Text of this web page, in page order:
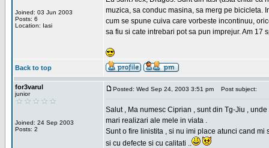
Joined: 03 Jun 2003
Posts: 6
Location: Iasi
muzica, sa conduc masina, sa merg pe bicicleta.
cum se spune cuiva care vorbeste incontinuu,
sa fiu si cate intrebari pot sa pun imprejur. Am 17
Back to top
for3varul
junior
Joined: 24 Sep 2003
Posts: 2
Posted: Wed Sep 24, 2003 3:51 pm Post subject:
Salut , Ma numesc Ciprian , sunt din Tg-Jiu ,
mari realizari ale mele in viata .
Sunt o fire linistita , si nu imi place atunci cand
si cu defecte si cu calitati ..